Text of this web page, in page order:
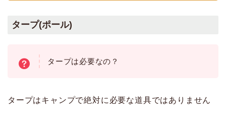
タープ(ポール)
タープは必要なの？
タープはキャンプで絶対に必要な道具ではありません